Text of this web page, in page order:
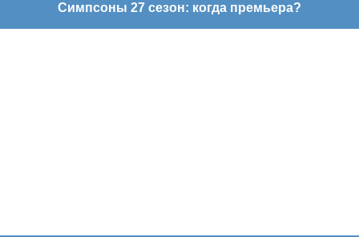
Симпсоны 27 сезон: когда премьера?